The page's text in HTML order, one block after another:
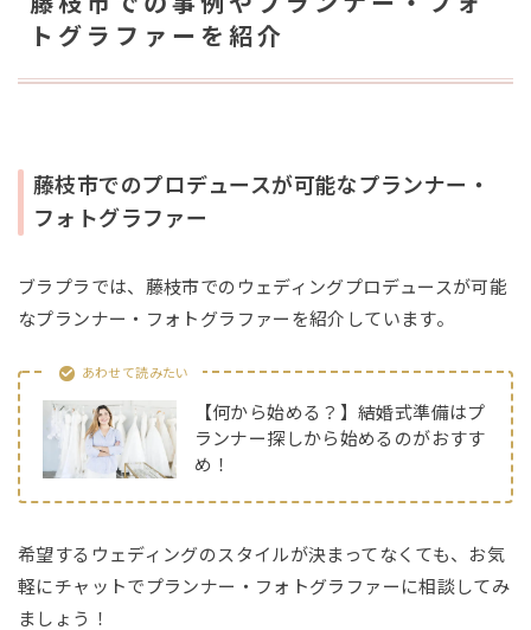
トグラファーを紹介
藤枝市でのプロデュースが可能なプランナー・
フォトグラファー
ブラプラでは、藤枝市でのウェディングプロデュースが可能
なプランナー・フォトグラファーを紹介しています。
あわせて読みたい
【何から始める？】結婚式準備はプ
ランナー探しから始めるのがおすす
め！
希望するウェディングのスタイルが決まってなくても、お気
軽にチャットでプランナー・フォトグラファーに相談してみ
ましょう！